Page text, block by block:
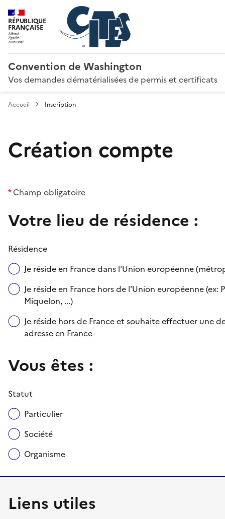
RÉPUBLIQUE
FRANÇAISE
Convention de Washington
Vos demandes dématérialisées de permis et certificats
Accueil Inscription
Création compte
*Champ obligatoire
Votre lieu de résidence :
Résidence
Je réside en France dans l'Union européenne
Je réside en France hors de l'Union européenne
Miquelon, ...)
Je réside hors de France et souhaite effectuer une
adresse en France
Vous êtes :
Statut
Particulier
Société
Organisme
Liens utiles